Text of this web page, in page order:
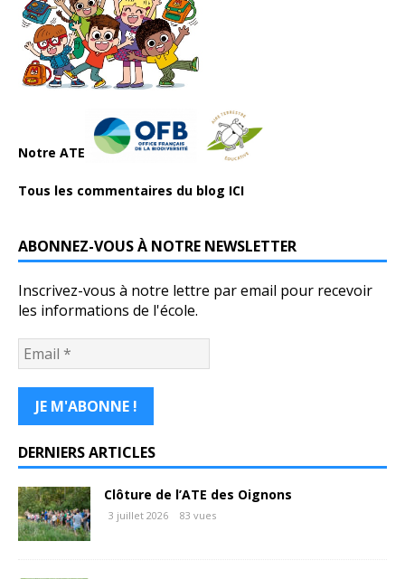
Notre ATE
Tous les commentaires du blog ICI
ABONNEZ-VOUS À NOTRE NEWSLETTER
Inscrivez-vous à notre lettre par email pour recevoir
les informations de l'école.
DERNIERS ARTICLES
Clôture de l’ATE des Oignons
3 juillet 2026 83 vues